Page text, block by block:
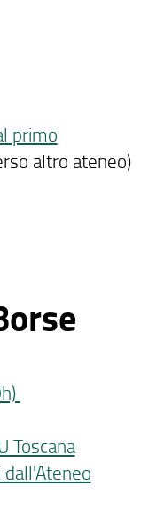
primo
altro ateneo)
Toscana